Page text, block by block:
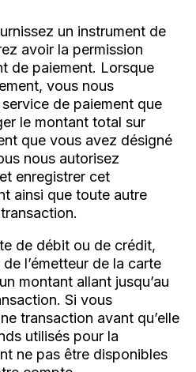
un instrument de
avoir la permission
de paiement. Lorsque
vous nous
de paiement que
le montant total sur
que vous avez désigné
nous autorisez
enregistrer cet
ainsi que toute autre
de débit ou de crédit,
l’émetteur de la carte
montant allant jusqu’au
Si vous
transaction avant qu’elle
utilisés pour la
ne pas être disponibles